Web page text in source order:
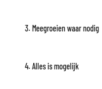
3. Meegroeien waar nodig
4. Alles is mogelijk